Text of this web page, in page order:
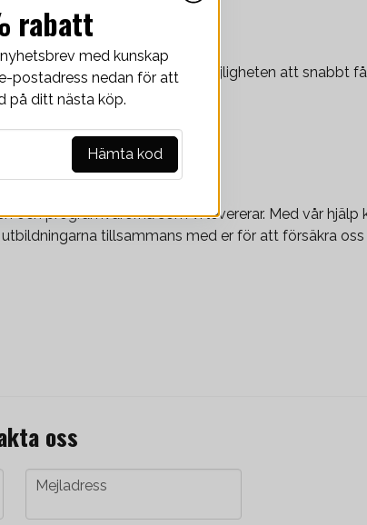
att arbeta, så erbjuder vi möjligheten att snabbt
in på reparation eller service.
programvarorna som vi levererar. Med vår hjälp
tillsammans med er för att försäkra
oss
email
Mejladress
Hämta kod